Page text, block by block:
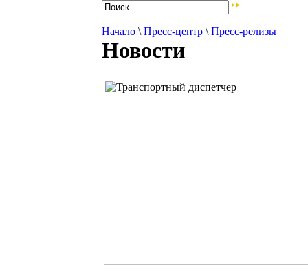
Начало \ Пресс-центр \ Пресс-релизы
Новости